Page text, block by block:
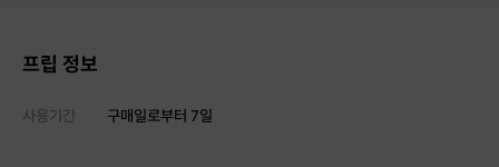
프립 정보
사용기간 구매일로부터 7일